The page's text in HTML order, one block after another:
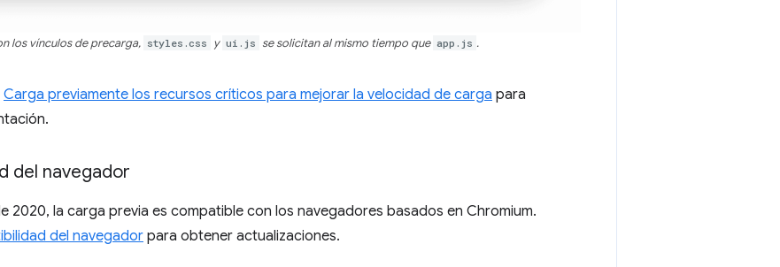
los vínculos de precarga, styles.css y ui.js se solicitan al mismo tiempo que app.js .
Carga previamente los recursos críticos para mejorar la velocidad de carga para
del navegador
2020, la carga previa es compatible con los navegadores basados en Chromium.
del navegadorpara obtener actualizaciones.